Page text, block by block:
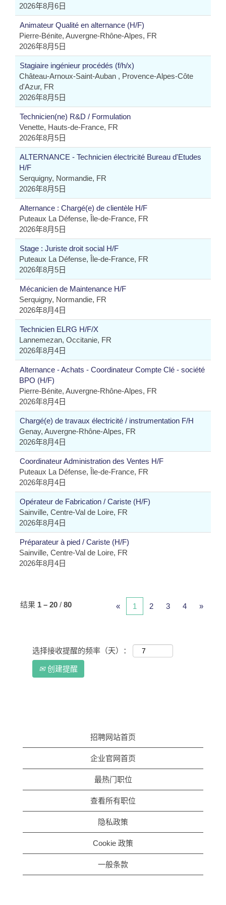
2026年8月6日
Animateur Qualité en alternance (H/F)
Pierre-Bénite, Auvergne-Rhône-Alpes, FR
2026年8月5日
Stagiaire ingénieur procédés (f/h/x)
Château-Arnoux-Saint-Auban , Provence-Alpes-Côte
d'Azur, FR
2026年8月5日
Technicien(ne) R&D / Formulation
Venette, Hauts-de-France, FR
2026年8月5日
ALTERNANCE - Technicien électricité Bureau d'Etudes
H/F
Serquigny, Normandie, FR
2026年8月5日
Alternance : Chargé(e) de clientèle H/F
Puteaux La Défense, Île-de-France, FR
2026年8月5日
Stage : Juriste droit social H/F
Puteaux La Défense, Île-de-France, FR
2026年8月5日
Mécanicien de Maintenance H/F
Serquigny, Normandie, FR
2026年8月4日
Technicien ELRG H/F/X
Lannemezan, Occitanie, FR
2026年8月4日
Alternance - Achats - Coordinateur Compte Clé - société
BPO (H/F)
Pierre-Bénite, Auvergne-Rhône-Alpes, FR
2026年8月4日
Chargé(e) de travaux électricité / instrumentation F/H
Genay, Auvergne-Rhône-Alpes, FR
2026年8月4日
Coordinateur Administration des Ventes H/F
Puteaux La Défense, Île-de-France, FR
2026年8月4日
Opérateur de Fabrication / Cariste (H/F)
Sainville, Centre-Val de Loire, FR
2026年8月4日
Préparateur à pied / Cariste (H/F)
Sainville, Centre-Val de Loire, FR
2026年8月4日
结果 1 – 20 / 80 « 1 2 3 4 »
选择接收提醒的频率（天）：
创建提醒
招聘网站首页
企业官网首页
最热门职位
查看所有职位
隐私政策
Cookie 政策
一般条款